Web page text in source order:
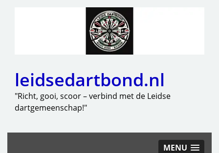
leidsedartbond.nl
"Richt, gooi, scoor – verbind met de Leidse
dartgemeenschap!"
MENU